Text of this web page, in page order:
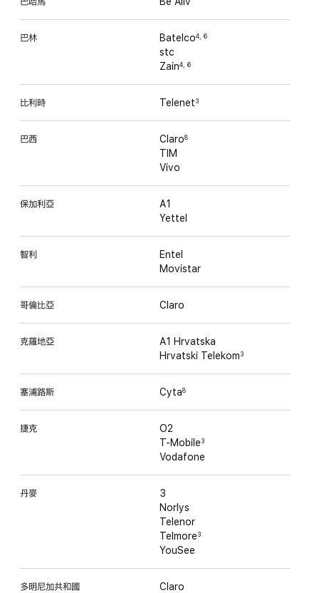
巴林 Batelco4 6
stc
Zain4 6
比利時 Telenet 3
巴西 Claro8
TIM
Vivo
保加利亞
A1
Yettel
智利
Entel
Movistar
哥倫比亞 Claro
克羅地亞
A1 Hrvatska
Hrvatski Telekom 3
塞浦路斯 Cyta8
捷克
O2
T-Mobile 3
Vodafone
丹麥
3
Norlys
Telenor
Telmore 3
YouSee
多明尼加共和國 Claro